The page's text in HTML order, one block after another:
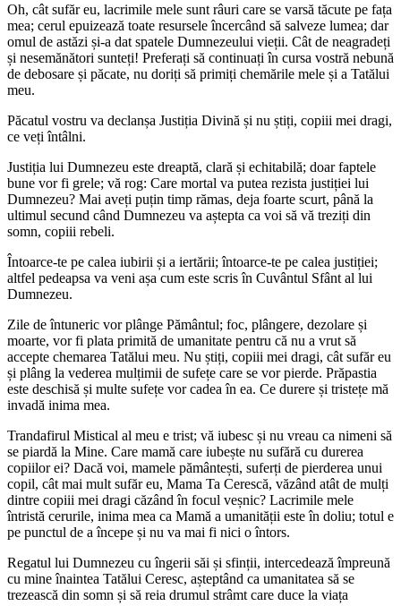
Oh, cât sufăr eu, lacrimile mele sunt râuri care se varsă tăcute pe fața
mea; cerul epuizează toate resursele încercând să salveze lumea; dar
omul de astăzi și-a dat spatele Dumnezeului vieții. Cât de neagradeți
și nesemănători sunteți! Preferați să continuați în cursa vostră nebună
de debosare și păcate, nu doriți să primiți chemările mele și a Tatălui
meu.
Păcatul vostru va declanșa Justiția Divină și nu știți, copiii mei dragi,
ce veți întâlni.
Justiția lui Dumnezeu este dreaptă, clară și echitabilă; doar faptele
bune vor fi grele; vă rog: Care mortal va putea rezista justiției lui
Dumnezeu? Mai aveți puțin timp rămas, deja foarte scurt, până la
ultimul secund când Dumnezeu va aștepta ca voi să vă treziți din
somn, copiii rebeli.
Întoarce-te pe calea iubirii și a iertării; întoarce-te pe calea justiției;
altfel pedeapsa va veni așa cum este scris în Cuvântul Sfânt al lui
Dumnezeu.
Zile de întuneric vor plânge Pământul; foc, plângere, dezolare și
moarte, vor fi plata primită de umanitate pentru că nu a vrut să
accepte chemarea Tatălui meu. Nu știți, copiii mei dragi, cât sufăr eu
și plâng la vederea mulțimii de sufețe care se vor pierde. Prăpastia
este deschisă și multe sufețe vor cadea în ea. Ce durere și tristețe mă
invadă inima mea.
Trandafirul Mistical al meu e trist; vă iubesc și nu vreau ca nimeni să
se piardă la Mine. Care mamă care iubește nu sufără cu durerea
copiilor ei? Dacă voi, mamele pământești, suferți de pierderea unui
copil, cât mai mult sufăr eu, Mama Ta Cerescă, văzând atât de mulți
dintre copiii mei dragi căzând în focul veșnic? Lacrimile mele
întristă cerurile, inima mea ca Mamă a umanității este în doliu; totul e
pe punctul de a începe și nu va mai fi nici o întors.
Regatul lui Dumnezeu cu îngerii săi și sfinții, intercedează împreună
cu mine înaintea Tatălui Ceresc, așteptând ca umanitatea să se
trezească din somn și să reia drumul strâmt care duce la viața